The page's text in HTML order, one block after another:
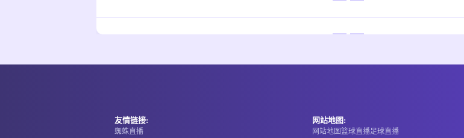
08-07 05:00 0 0
友情链接:
蜘蛛直播
网站地图:
网站地图篮球直播足球直播